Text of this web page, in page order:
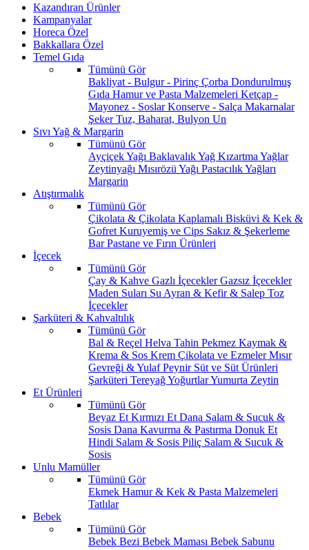
Kazandıran Ürünler
Kampanyalar
Horeca Özel
Bakkallara Özel
Temel Gıda
Tümünü Gör
Bakliyat - Bulgur - Pirinç Çorba Dondurulmuş
Gıda Hamur ve Pasta Malzemeleri Ketçap -
Mayonez - SoslarKonserve - Salça Makarnalar
ŞekerTuz, Baharat, Bulyon Un
Sıvı Yağ & Margarin
Tümünü Gör
Ayçiçek Yağı Baklavalık Yağ Kızartma Yağlar
Zeytinyağı Mısırözü Yağı Pastacılık Yağları
Margarin
Atıştırmalık
Tümünü Gör
Çikolata & Çikolata Kaplamalı Bisküvi & Kek &
Gofret Kuruyemiş ve Cips Sakız & Şekerleme
BarPastane ve Fırın Ürünleri
İçecek
Tümünü Gör
Çay & Kahve Gazlı İçeceklerGazsız İçecekler
Maden Suları Su Ayran & Kefir & Salep Toz
İçecekler
Şarküteri & Kahvaltılık
Tümünü Gör
Bal & Reçel Helva Tahin Pekmez Kaymak &
Krema & Sos Krem Çikolata ve EzmelerMısır
Gevreği & YulafPeynir Süt ve Süt Ürünleri
Şarküteri TereyağYoğurtlarYumurta Zeytin
Et Ürünleri
Tümünü Gör
Beyaz Et Kırmızı Et Dana Salam & Sucuk &
Sosis Dana Kavurma & Pastırma Donuk Et
Hindi Salam & Sosis Piliç Salam & Sucuk &
Sosis
Unlu Mamüller
Tümünü Gör
Ekmek Hamur & Kek & Pasta Malzemeleri
Tatlılar
Bebek
Tümünü Gör
Bebek Bezi Bebek Maması Bebek Sabunu